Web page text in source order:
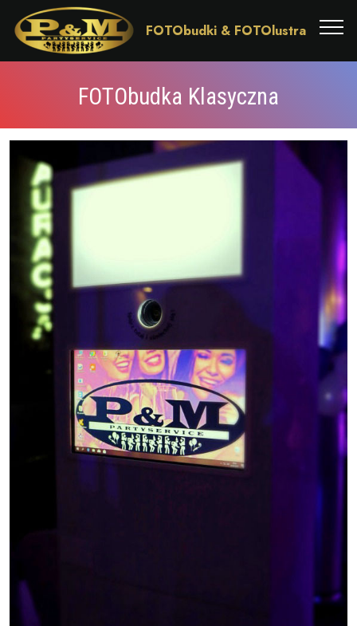
FOTObudki & FOTOlustra
FOTObudka Klasyczna